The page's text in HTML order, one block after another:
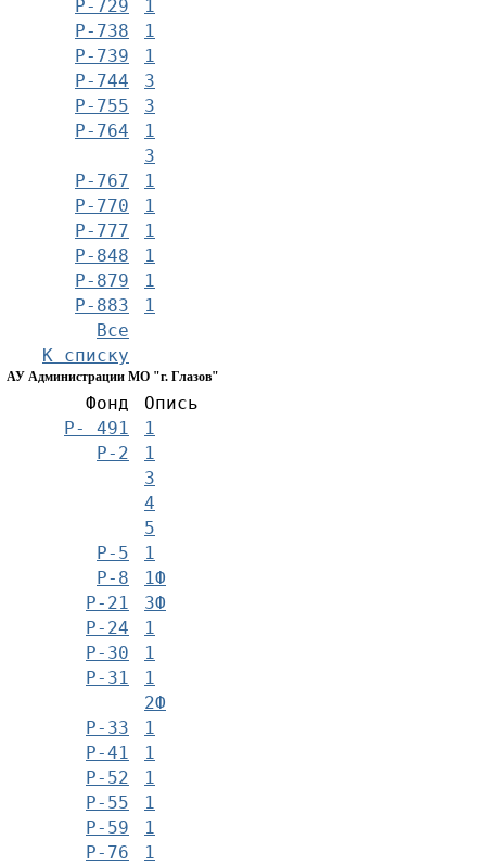
Р-729
1
Р-738
1
Р-739
1
Р-744
3
Р-755
3
Р-764
1
3
Р-767
1
Р-770
1
Р-777
1
Р-848
1
Р-879
1
Р-883
1
Все
К списку
АУ Администрации МО "г. Глазов"
Фонд
Опись
Р- 491
1
Р-2
1
3
4
5
Р-5
Р-8
1
Р-21
1Ф
3Ф
Р-24
1
Р-30
1
Р-31
1
2Ф
Р-33
1
Р-41
1
Р-52
1
Р-55
1
Р-59
1
Р-76
1